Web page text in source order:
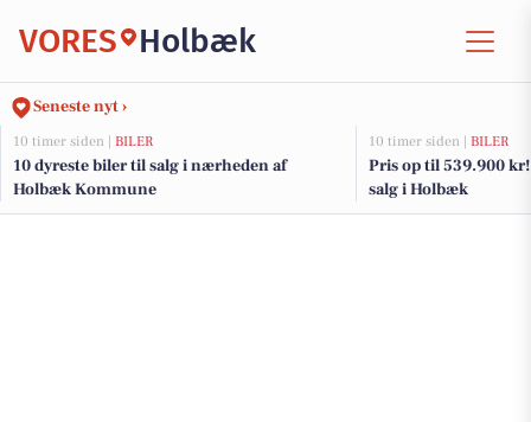
VORES Holbæk
Seneste nyt ›
10 timer siden | BILER
10 dyreste biler til salg i nærheden af
Holbæk Kommune
10 timer siden | BILER
Pris op til 539.900
salg i Holbæk